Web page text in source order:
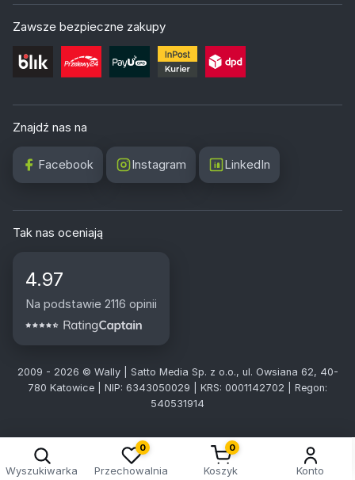
Zawsze bezpieczne zakupy
Znajdź nas na
Facebook Instagram LinkedIn
Tak nas oceniają
4.97
Na podstawie 2116 opinii
2009 - 2026 © Wally | Satto Media Sp. z o.o., ul. Owsiana 62, 40-
780 Katowice | NIP: 6343050029 | KRS: 0001142702 | Regon:
540531914
Wyszukiwarka
0
Przechowalnia
0
Koszyk Konto